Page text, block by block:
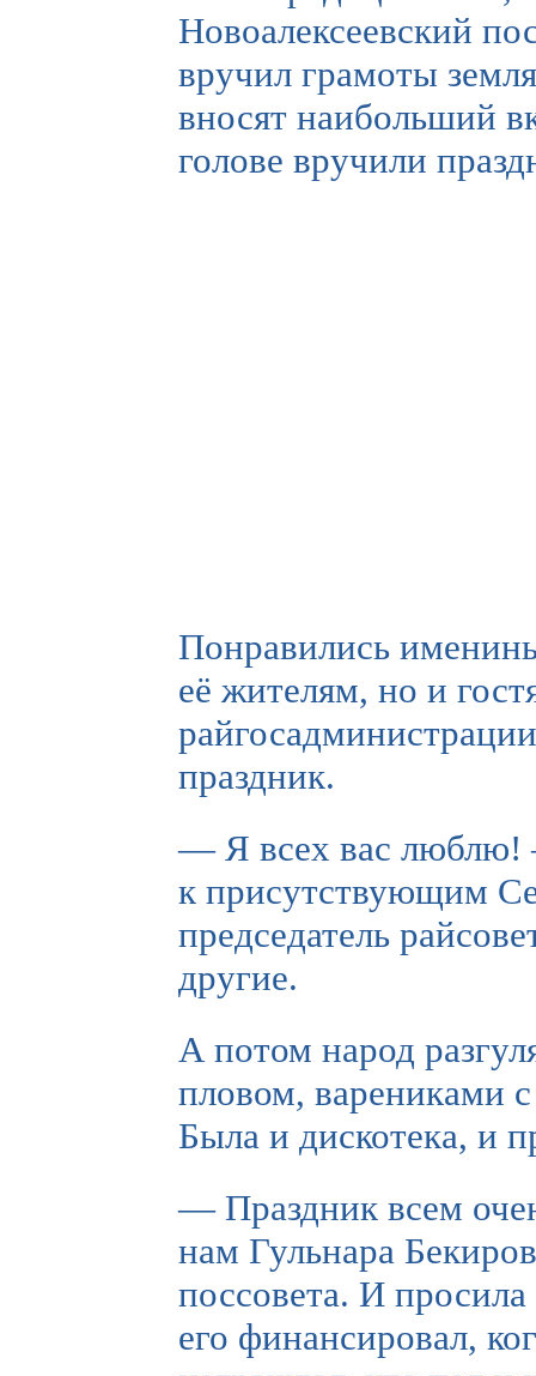
Новоалексеевский
вручил грамоты
вносят наибольший
голове вручили
Понравились
её жителям, но и
праздник.
— Я всех вас люблю!
к присутствующим
председатель
другие.
А потом народ
пловом, варениками
Была и дискотека, и
— Праздник всем
нам Гульнара
поссовета. И
его финансировал,